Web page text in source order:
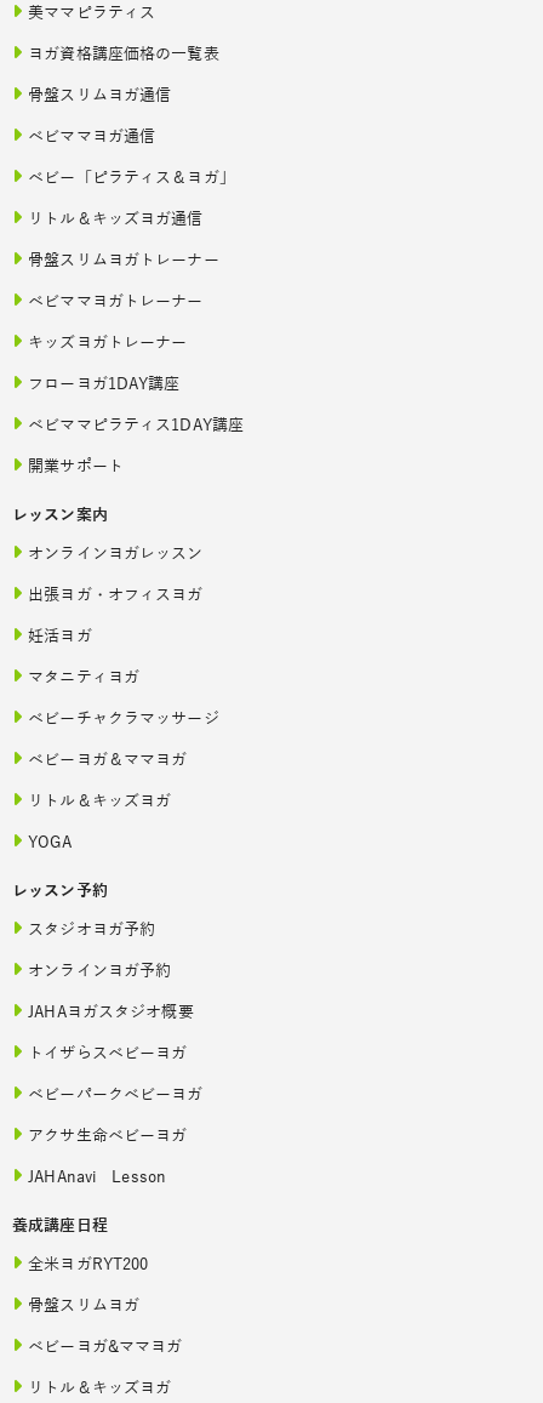
美ママピラティス
ヨガ資格講座価格の一覧表
骨盤スリムヨガ通信
ベビママヨガ通信
ベビー「ピラティス＆ヨガ」
リトル＆キッズヨガ通信
骨盤スリムヨガトレーナー
ベビママヨガトレーナー
キッズヨガトレーナー
フローヨガ1DAY講座
ベビママピラティス1DAY講座
開業サポート
レッスン案内
オンラインヨガレッスン
出張ヨガ・オフィスヨガ
妊活ヨガ
マタニティヨガ
ベビーチャクラマッサージ
ベビーヨガ＆ママヨガ
リトル＆キッズヨガ
YOGA
レッスン予約
スタジオヨガ予約
オンラインヨガ予約
JAHAヨガスタジオ概要
トイザらスベビーヨガ
ベビーパークベビーヨガ
アクサ生命ベビーヨガ
JAHAnavi Lesson
養成講座日程
全米ヨガRYT200
骨盤スリムヨガ
ベビーヨガ&ママヨガ
リトル＆キッズヨガ